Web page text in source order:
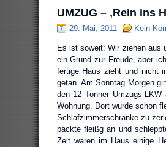
UMZUG – ‚Rein ins
29. Mai, 2011 Kein
Es ist soweit: Wir ziehen aus
ein Grund zur Freude, aber
fertige Haus zieht und nicht
getan. Am Sonntag Morgen
den 12 Tonner Umzugs-
Wohnung. Dort wurde schon
Schlafzimmerschränke zu
packte fleißg an und
Zeit waren im Haus einige